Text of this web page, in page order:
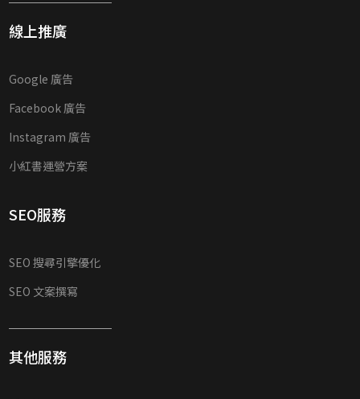
線上推廣
Google 廣告
Facebook 廣告
Instagram 廣告
小紅書運營方案
SEO服務
SEO 搜尋引擎優化
SEO 文案撰寫
其他服務